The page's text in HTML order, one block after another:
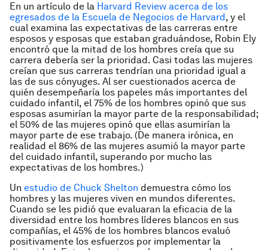
En un artículo de la Harvard Review acerca de los
egresados de la Escuela de Negocios de Harvard, y el
cual examina las expectativas de las carreras entre
esposos y esposas que estaban graduándose, Robin Ely
encontró que la mitad de los hombres creía que su
carrera debería ser la prioridad. Casi todas las mujeres
creían que sus carreras tendrían una prioridad igual a
las de sus cónyuges. Al ser cuestionados acerca de
quién desempeñaría los papeles más importantes del
cuidado infantil, el 75% de los hombres opinó que sus
esposas asumirían la mayor parte de la responsabilidad;
el 50% de las mujeres opinó que ellas asumirían la
mayor parte de ese trabajo. (De manera irónica, en
realidad el 86% de las mujeres asumió la mayor parte
del cuidado infantil, superando por mucho las
expectativas de los hombres.)
Un estudio de Chuck Shelton demuestra cómo los
hombres y las mujeres viven en mundos diferentes.
Cuando se les pidió que evaluaran la eficacia de la
diversidad entre los hombres líderes blancos en sus
compañías, el 45% de los hombres blancos evaluó
positivamente los esfuerzos por implementar la